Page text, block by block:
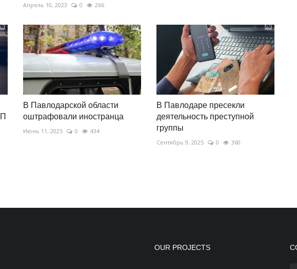
Апрель 10, 2023 0 266
В Павлодарской области
оштрафовали иностранца
Июнь 11, 2025 0 434
В Павлодаре пресекли
деятельность преступной
группы
Сентябрь 9, 2025 0 360
OUR PROJECTS